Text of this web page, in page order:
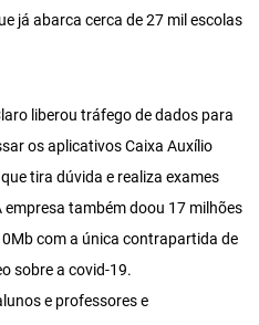
já abarca cerca de 27 mil escolas
liberou tráfego de dados para
os aplicativos Caixa Auxílio
tira dúvida e realiza exames
também doou 17 milhões
com a única contrapartida de
sobre a covid-19.
e professores e